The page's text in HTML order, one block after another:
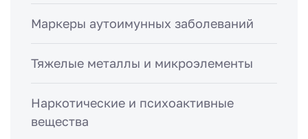
Маркеры аутоимунных заболеваний
Тяжелые металлы и микроэлементы
Наркотические и психоактивные
вещества